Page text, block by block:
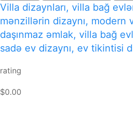
Villa dizaynları, villa bağ
mənzillərin dizaynı, modern
daşınmaz əmlak, villa bağ
sadə ev dizaynı, ev tikintisi
rating
$0.00